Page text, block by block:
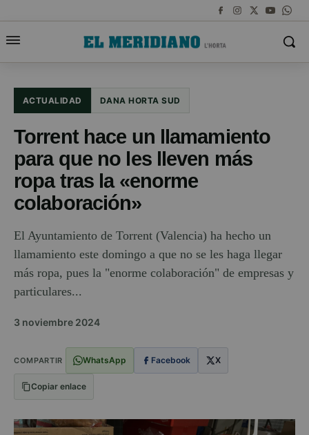
ACTUALIDAD DANA HORTA SUD
Torrent hace un llamamiento
para que no les lleven más
ropa tras la «enorme
colaboración»
El Ayuntamiento de Torrent (Valencia) ha hecho un
llamamiento este domingo a que no se les haga llegar
más ropa, pues la "enorme colaboración" de empresas y
particulares...
3 noviembre 2024
COMPARTIR WhatsApp Facebook X
Copiar enlace